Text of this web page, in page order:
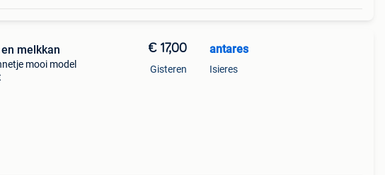
melkkan
mooi model
€ 17,00
Gisteren
antares
Isieres